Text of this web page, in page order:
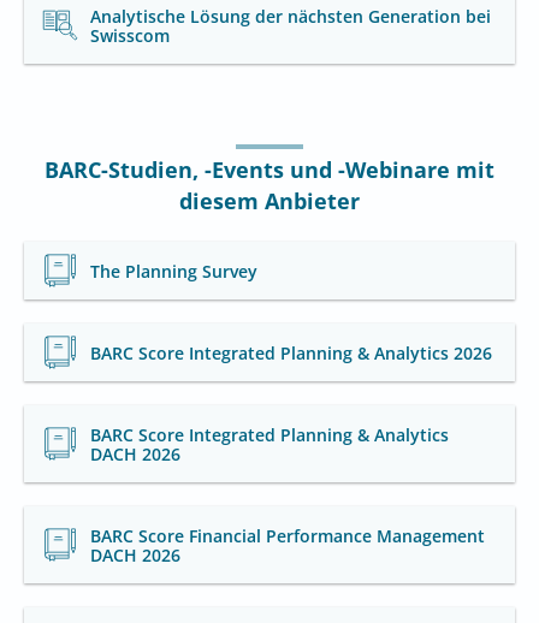
Analytische Lösung der nächsten Generation bei
Swisscom
BARC-Studien, -Events und -Webinare mit
diesem Anbieter
The Planning Survey
BARC Score Integrated Planning & Analytics 2026
BARC Score Integrated Planning & Analytics
DACH 2026
BARC Score Financial Performance Management
DACH 2026